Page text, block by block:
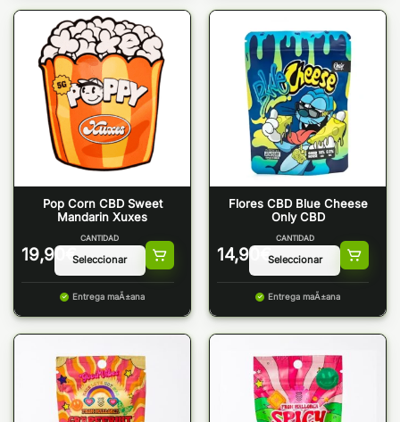
Pop Corn CBD Sweet
Mandarin Xuxes
19,90 €
CANTIDAD
Entrega maÃ±ana
Flores CBD Blue Cheese
Only CBD
14,90 €
CANTIDAD
Entrega maÃ±ana